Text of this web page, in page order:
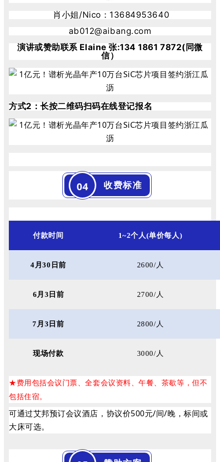
肖小姐/Nico：13684953640
ab012@aibang.com
演讲或赞助联系 Elaine 张:134 1861 7872(同微
信）
方式2：长按二维码扫码在线登记报名
04 收费标准
付款时间 1~2个人(单价每人)
4 月30 日前 2600/人
6月3日前 2700/人
7月 3 日前 2800/人
现场付款 3000/人
★费用包括会议门票、全套会议资料、午餐、茶歇等，但不
包括住宿。
可通过艾邦预订会议酒店，协议价500元/间/晚，标间或
大床可选。